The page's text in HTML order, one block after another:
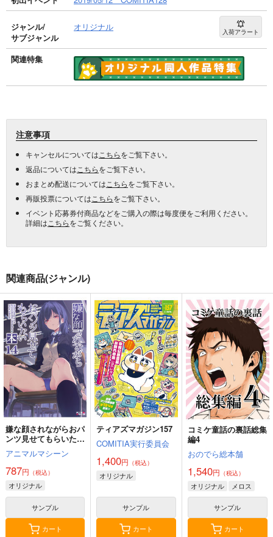
ジャンル/
サブジャンル
オリジナル 入荷アラート
関連特集
注意事項
キャンセルについては こちらをご覧下さい。
返品については こちらをご覧下さい。
おまとめ配送については こちらをご覧下さい。
再販投票については こちらをご覧下さい。
イベント応募券付商品などをご購入の際は毎度便をご利用ください。
詳細は こちらをご覧ください。
関連商品(ジャンル)
嫌な顔されながらおパ
ンツ見せてもらいたい
本14
アニマルマシーン
787円 （税込）
オリジナル
サンプル
カート
ティアズマガジン157
COMITIA実行委員会
1,400円 （税込）
オリジナル
サンプル
カート
コミケ童話の裏話総集
編4
おのでら総本舗
1,540円 （税込）
オリジナル メロス
サンプル
カート